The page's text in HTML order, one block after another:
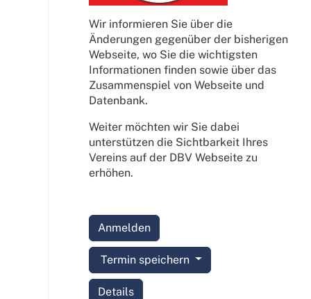
Wir informieren Sie über die
Änderungen gegenüber der bisherigen
Webseite, wo Sie die wichtigsten
Informationen finden sowie über das
Zusammenspiel von Webseite und
Datenbank.
Weiter möchten wir Sie dabei
unterstützen die Sichtbarkeit Ihres
Vereins auf der DBV Webseite zu
erhöhen.
Anmelden
Termin speichern
Details